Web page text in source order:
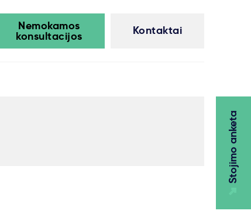
Kontaktai
Nemokamos
konsultacijos
Stojimo anketa